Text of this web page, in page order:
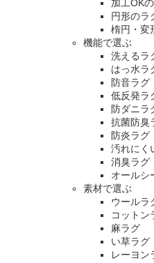
加工OK
円形のラ
楕円・変
機能で選ぶ
洗えるラ
はっ水ラ
防音ラグ
低反発ラ
防ダニラ
抗菌防臭
防炎ラグ
汚れにく
消臭ラグ
オールシ
素材で選ぶ
ウールラ
コットン
麻ラグ
い草ラグ
レーヨン